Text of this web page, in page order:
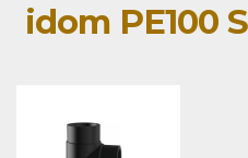
idom PE100